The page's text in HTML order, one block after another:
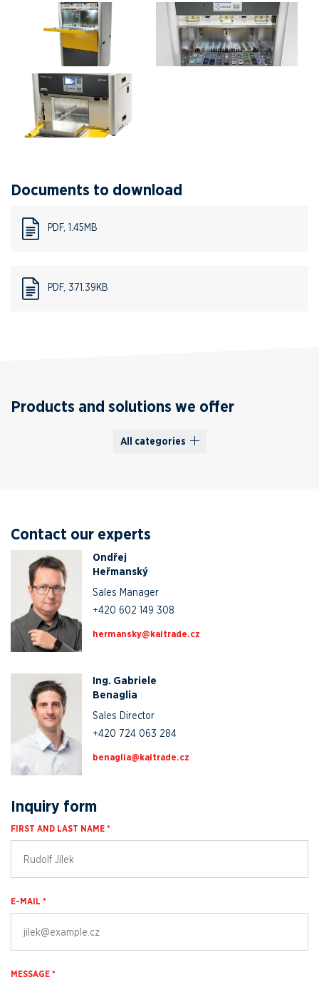
Documents to download
PDF, 1.45MB
PDF, 371.39KB
Products and solutions we offer
All categories
Contact our experts
Ondřej
Heřmanský
Sales Manager
+420 602 149 308
zc.edartiak@yksnamreh
Ing. Gabriele
Benaglia
Sales Director
+420 724 063 284
zc.edartiak@ailganeb
Inquiry form
FIRST AND LAST NAME *
E-MAIL *
MESSAGE *